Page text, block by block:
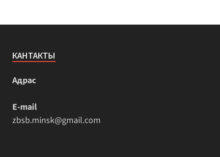
КАНТАКТЫ
Адрас
E-mail
zbsb.minsk@gmail.com